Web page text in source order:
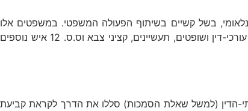
ולא בפני בית דין בינלאומי, בשל קשיים בשיתוף הפעולה המשפטי. במשפטים אלו
נשפטו קבוצת רופאים ("משפט הרופאים") שלקחו חלק בניסויים על שבויי מלחמה ולעתים גם יהודים. משפטים נוספים כללו העמדה לדין של עורכי-דין ושופטים, תעשיינים, קציני צבא וס.ס. 12 איש נוספים
הדין (למשל שאלת הסמכות) סללו את הדרך לקראת קביעת